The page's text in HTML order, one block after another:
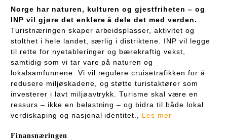
Norge har naturen, kulturen og gjestfriheten – og
INP vil gjøre det enklere å dele det med verden.
Turistnæringen skaper arbeidsplasser, aktivitet og
stolthet i hele landet, særlig i distriktene. INP vil legge
til rette for nyetableringer og bærekraftig vekst,
samtidig som vi tar vare på naturen og
lokalsamfunnene. Vi vil regulere cruisetrafikken for å
redusere miljøskadene, og støtte turistaktører som
investerer i lavt miljøavtrykk. Turisme skal være en
ressurs – ikke en belastning – og bidra til både lokal
verdiskaping og nasjonal identitet., Les mer
Finansnæringen